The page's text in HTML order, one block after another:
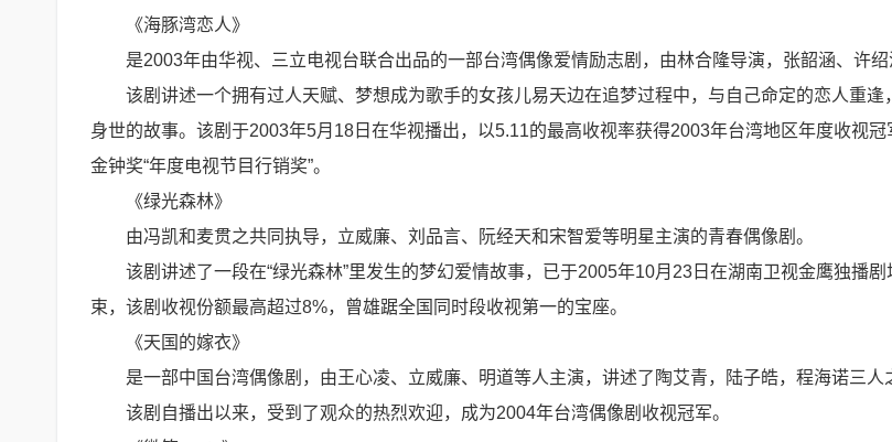
《海豚湾恋人》
是2003年由华视、三立电视台联合出品的一部台湾偶像爱情励志剧，由林合隆导演，张韶涵、许绍
该剧讲述一个拥有过人天赋、梦想成为歌手的女孩儿易天边在追梦过程中，与自己命定的恋人重逢
身世的故事。该剧于2003年5月18日在华视播出，以5.11的最高收视率获得2003年台湾地区年度收视
金钟奖“年度电视节目行销奖”。
《绿光森林》
由冯凯和麦贯之共同执导，立威廉、刘品言、阮经天和宋智爱等明星主演的青春偶像剧。
该剧讲述了一段在“绿光森林”里发生的梦幻爱情故事，已于2005年10月23日在湖南卫视金鹰独播
束，该剧收视份额最高超过8%，曾雄踞全国同时段收视第一的宝座。
《天国的嫁衣》
是一部中国台湾偶像剧，由王心凌、立威廉、明道等人主演，讲述了陶艾青，陆子皓，程海诺三人
该剧自播出以来，受到了观众的热烈欢迎，成为2004年台湾偶像剧收视冠军。